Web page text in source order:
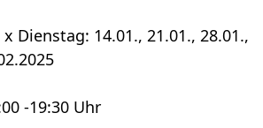
Dienstag: 14.01., 21.01., 28.01.,
-19:30 Uhr